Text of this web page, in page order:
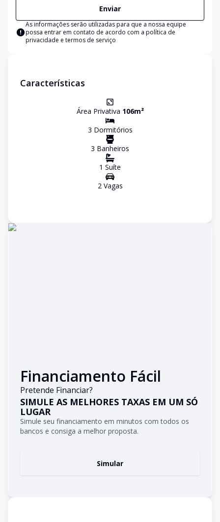
Enviar
As informações serão utilizadas para que a nossa equipe
possa entrar em contato de acordo com a política de
privacidade e termos de serviço
Características
Área Privativa 106m²
3 Dormitórios
3 Banheiros
1 Suíte
2Vagas
Financiamento Fácil
Pretende Financiar?
SIMULE AS MELHORES TAXAS EM UM SÓ
LUGAR
Simule seu financiamento em minutos com todos os
bancos e consiga a melhor proposta.
Simular